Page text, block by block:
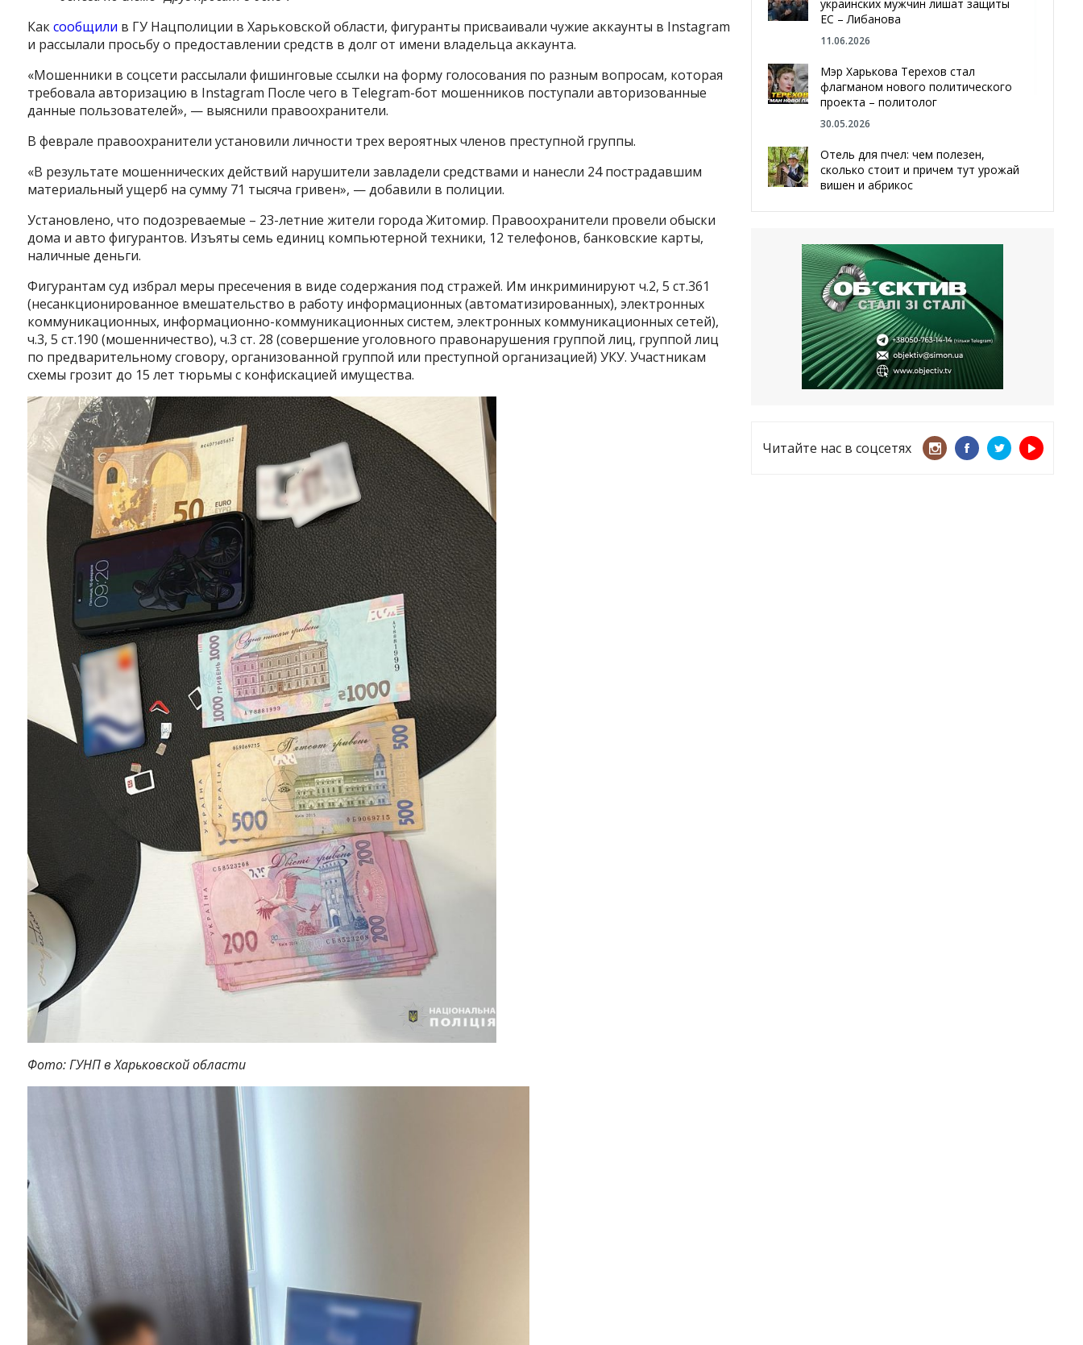
Каксообщили в ГУ Нацполиции в Харьковской области, фигуранты присваивали чужие аккаунты в Instagram
и рассылали просьбу о предоставлении средств в долг от имени владельца аккаунта.
«Мошенники в соцсети рассылали фишинговые ссылки на форму голосования по разным вопросам, которая
требовала авторизацию в Instagram После чего в Telegram-бот мошенников поступали авторизованные
данные пользователей», — выяснили правоохранители.
В феврале правоохранители установили личности трех вероятных членов преступной группы.
«В результате мошеннических действий нарушители завладели средствами и нанесли 24 пострадавшим
материальный ущерб на сумму 71 тысяча гривен», — добавили в полиции.
Установлено, что подозреваемые – 23-летние жители города Житомир. Правоохранители провели обыски
дома и авто фигурантов. Изъяты семь единиц компьютерной техники, 12 телефонов, банковские карты,
наличные деньги.
Фигурантам суд избрал меры пресечения в виде содержания под стражей. Им инкриминируют ч.2, 5 ст.361
(несанкционированное вмешательство в работу информационных (автоматизированных), электронных
коммуникационных, информационно-коммуникационных систем, электронных коммуникационных сетей),
ч.3, 5 ст.190 (мошенничество), ч.3 ст. 28 (совершение уголовного правонарушения группой лиц, группой лиц
по предварительному сговору, организованной группой или преступной организацией) УКУ. Участникам
схемы грозит до 15 лет тюрьмы с конфискацией имущества.
Фото: ГУНП в Харьковской области
украинских мужчин лишат защиты
ЕС – Либанова
11.06.2026
Мэр Харькова Терехов стал
флагманом нового политического
проекта – политолог
30.05.2026
Отель для пчел: чем полезен,
сколько стоит и причем тут урожай
вишен и абрикос
Чугуева, города, который устоял,
несмотря ни на что
21.05.2026
«ТЦК нарушает закон? Пусть
платят!» Как благодаря штрафу
женщину сняли с учета
15.05.2026
Читайте нас в соцсетях
InstagramFacebook
TwitterYoutube